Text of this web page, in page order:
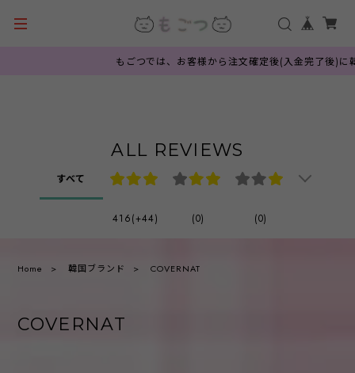
もごつでは、お客様から注文確定後(入金完了後)に韓国
ALL REVIEWS
すべて
416(+44) (0) (0)
Home 韓国ブランド COVERNAT
COVERNAT